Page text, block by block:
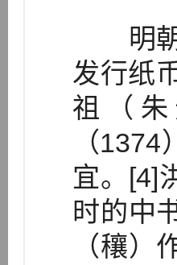
明朝
发行纸
祖（
（
宜。[4]
时的中
（穰